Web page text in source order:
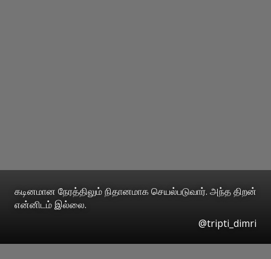
கடினமான நேரத்திலும் நிதானமாக செயல்படுவார். அந்த திறன்
என்னிடம் இல்லை.
@tripti_dimri